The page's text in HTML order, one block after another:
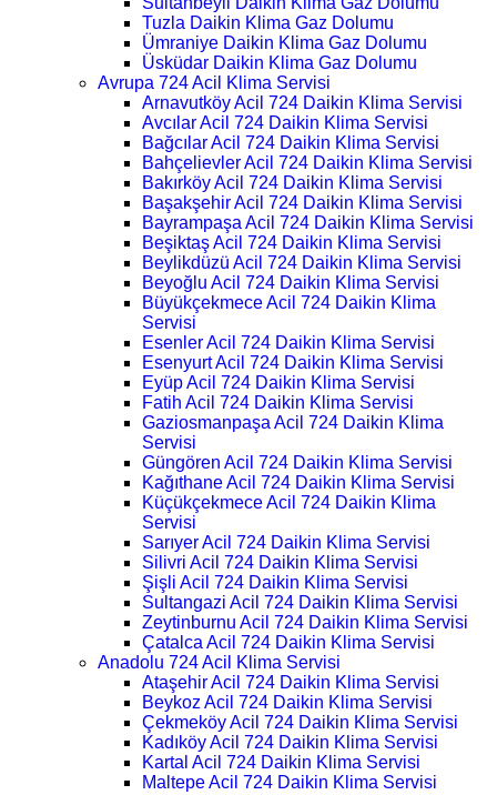
Tuzla Daikin Klima Gaz Dolumu
Ümraniye Daikin Klima Gaz Dolumu
Üsküdar Daikin Klima Gaz Dolumu
Avrupa 724 Acil Klima Servisi
Arnavutköy Acil 724 Daikin Klima Servisi
Avcılar Acil 724 Daikin Klima Servisi
Bağcılar Acil 724 Daikin Klima Servisi
Bahçelievler Acil 724 Daikin Klima Servisi
Bakırköy Acil 724 Daikin Klima Servisi
Başakşehir Acil 724 Daikin Klima Servisi
Bayrampaşa Acil 724 Daikin Klima Servisi
Beşiktaş Acil 724 Daikin Klima Servisi
Beylikdüzü Acil 724 Daikin Klima Servisi
Beyoğlu Acil 724 Daikin Klima Servisi
Büyükçekmece Acil 724 Daikin Klima
Servisi
Esenler Acil 724 Daikin Klima Servisi
Esenyurt Acil 724 Daikin Klima Servisi
Eyüp Acil 724 Daikin Klima Servisi
Fatih Acil 724 Daikin Klima Servisi
Gaziosmanpaşa Acil 724 Daikin Klima
Servisi
Güngören Acil 724 Daikin Klima Servisi
Kağıthane Acil 724 Daikin Klima Servisi
Küçükçekmece Acil 724 Daikin Klima
Servisi
Sarıyer Acil 724 Daikin Klima Servisi
Silivri Acil 724 Daikin Klima Servisi
Şişli Acil 724 Daikin Klima Servisi
Sultangazi Acil 724 Daikin Klima Servisi
Zeytinburnu Acil 724 Daikin Klima Servisi
Çatalca Acil 724 Daikin Klima Servisi
Anadolu 724 Acil Klima Servisi
Ataşehir Acil 724 Daikin Klima Servisi
Beykoz Acil 724 Daikin Klima Servisi
Çekmeköy Acil 724 Daikin Klima Servisi
Kadıköy Acil 724 Daikin Klima Servisi
Kartal Acil 724 Daikin Klima Servisi
Maltepe Acil 724 Daikin Klima Servisi